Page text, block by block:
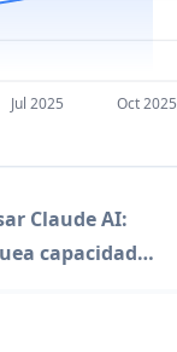
Jul 2025 Oct 2025
Claude AI:
capacidades